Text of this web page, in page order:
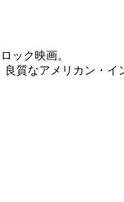
ック映画。
質なアメリカン・